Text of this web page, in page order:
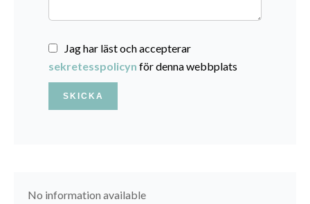
Jag har läst och accepterar
sekretesspolicyn för denna webbplats
SKICKA
No information available